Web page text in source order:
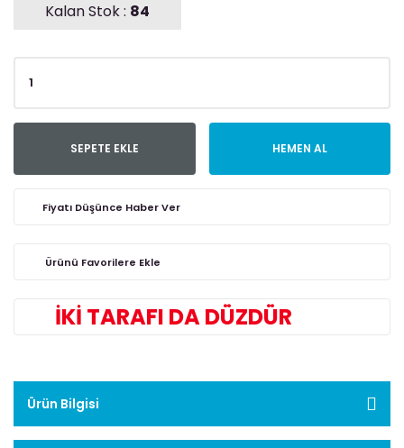
Kalan Stok : 84
SEPETE EKLE HEMEN AL
Fiyatı Düşünce Haber Ver
İKİ TARAFI DA DÜZDÜR
Ürün Bilgisi